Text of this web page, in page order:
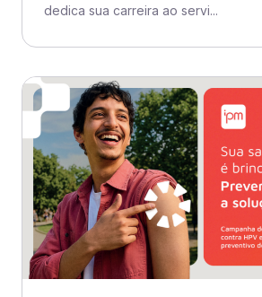
dedica sua carreira ao servi...